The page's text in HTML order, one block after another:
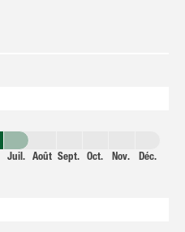
Juil. Août Sept. Oct. Nov. Déc.